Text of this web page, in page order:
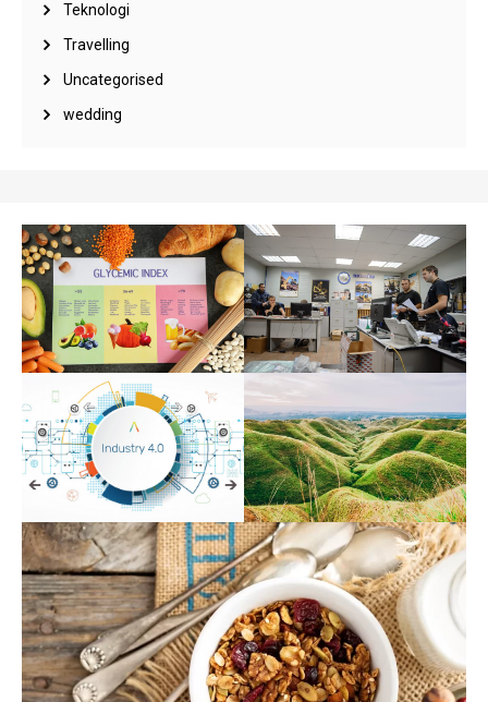
Teknologi
Travelling
Uncategorised
wedding